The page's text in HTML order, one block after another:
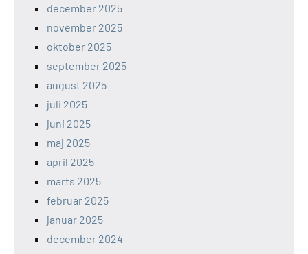
december 2025
november 2025
oktober 2025
september 2025
august 2025
juli 2025
juni 2025
maj 2025
april 2025
marts 2025
februar 2025
januar 2025
december 2024